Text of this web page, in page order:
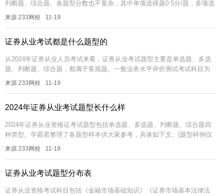
判断题、综合题。各题型分数也不复杂，其中单项选择题0.5分/题，多项选
择题、判断题均1分/题，综合题也是1分/小题。具体题量对应的...
来源 233网校 11-19
证券从业考试都是什么题型的
从2024年证券从业人员考试来看，证券从业考试题型主要是单选题、多选
题、判断题、综合题，都属于客观题。一般业务水平评价测试考试科目为
《金融市场基础知识》《证券市场基本法律法规》。各题型对应的题量及
来源 233网校 11-19
2024年证券从业考试题型长什么样
2024年证券从业资格证考试题型包括单选题、多选题、判断题、综合题四
种类型。学霸君整理了各题型样本供大家参考，具体如下文。(题型样例仅
供参考，各科目测试内容以该科目测试大纲规定的范围为准)证券报考疑
来源 233网校 11-18
证券从业考试题型分布表
证券从业资格考试科目包括《金融市场基础知识》《证券市场基本法律法